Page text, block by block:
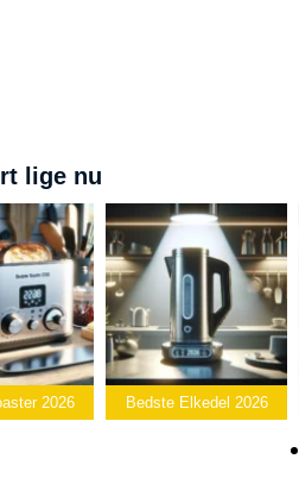
lige nu
Bedste Elkedel 2026 Bedste